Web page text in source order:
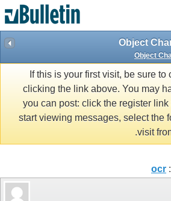
Object
Object
If this is your first visit, be sure to
clicking the link above. You may
you can post: click the register
start viewing messages, select the
visit
ocr